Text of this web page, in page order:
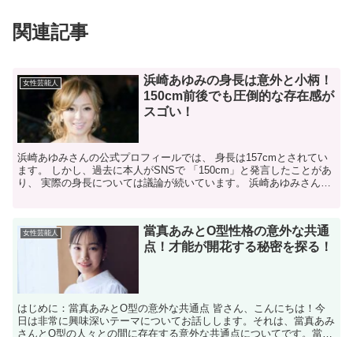
関連記事
女性芸能人
浜崎あゆみの身長は意外と小柄！
150cm前後でも圧倒的な存在感が
スゴい！
浜崎あゆみさんの公式プロフィールでは、 身長は157cmとされてい
ます。 しかし、過去に本人がSNSで 「150cm」と発言したことがあ
り、 実際の身長については議論が続いています。 浜崎あゆみさんの
女性芸能人
當真あみとO型性格の意外な共通
点！才能が開花する秘密を探る！
はじめに：當真あみとO型の意外な共通点 皆さん、こんにちは！今
日は非常に興味深いテーマについてお話しします。それは、當真あみ
さんとO型の人々との間に存在する意外な共通点についてです。當真